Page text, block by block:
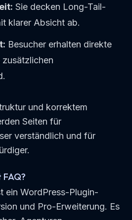
Sie decken Long-Tail-
klarer Absicht ab.
Besucher erhalten direkte
und korrektem
Seiten für
verständlich und für
ein WordPress-Plugin-
und Pro-Erweiterung. Es